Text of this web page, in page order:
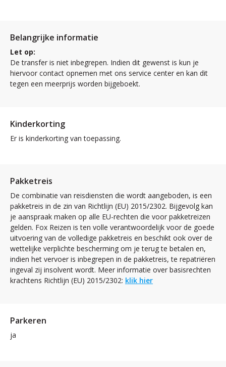
Belangrijke informatie
Let op:
De transfer is niet inbegrepen. Indien dit gewenst is kun je
hiervoor contact opnemen met ons service center en kan dit
tegen een meerprijs worden bijgeboekt.
Kinderkorting
Er is kinderkorting van toepassing.
Pakketreis
De combinatie van reisdiensten die wordt aangeboden, is een
pakketreis in de zin van Richtlijn (EU) 2015/2302. Bijgevolg kan
je aanspraak maken op alle EU-rechten die voor pakketreizen
gelden. Fox Reizen is ten volle verantwoordelijk voor de goede
uitvoering van de volledige pakketreis en beschikt ook over de
wettelijke verplichte bescherming om je terug te betalen en,
indien het vervoer is inbegrepen in de pakketreis, te repatriëren
ingeval zij insolvent wordt. Meer informatie over basisrechten
krachtens Richtlijn (EU) 2015/2302: klik hier
Parkeren
ja